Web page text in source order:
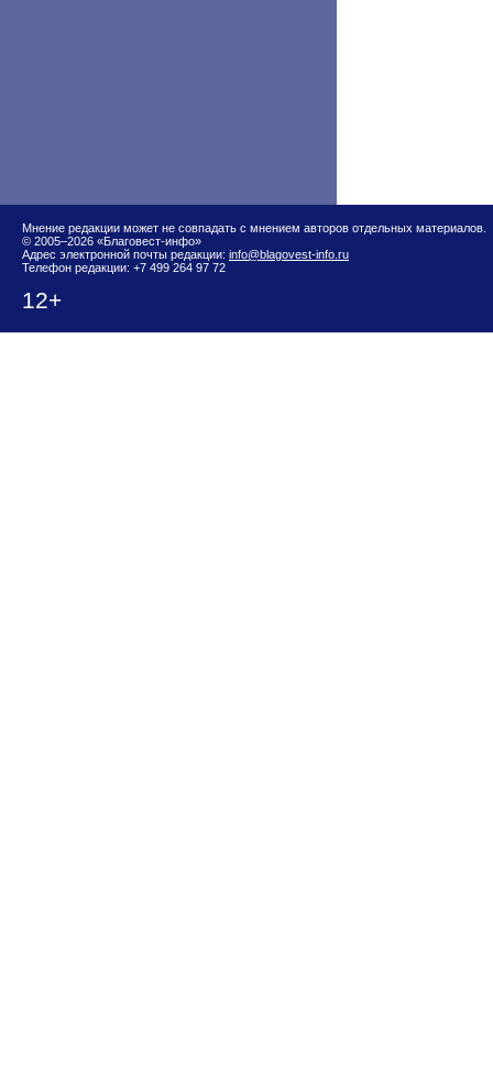
Мнение редакции может не совпадать с мнением авторов отдельных материалов.
© 2005–2026 «Благовест-инфо»
Адрес электронной почты редакции: info@blagovest-info.ru
Телефон редакции: +7 499 264 97 72
12+